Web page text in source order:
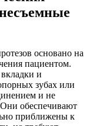
основано на
пациентом.
и
зубах или
и не
обеспечивают
приближены к